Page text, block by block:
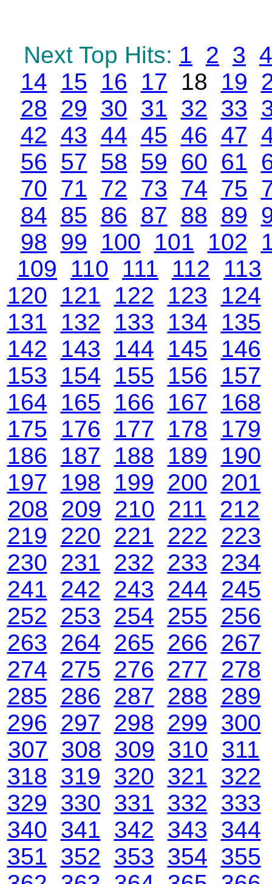
Next Top Hits: 1 2 3 4
14
15 16 17 18 19
28
29 30 31 32 33
42 43 44 45 46 47
56 57 58 59 60 61
70 71 72 73 74 75
84 85 86 87 88 89
98 99 100 101 102
109
110 111 112
113
120
121 122 123
124
131
132 133 134
135
142
143 144 145
146
153
154 155 156
157
164
165 166 167
168
175
176 177 178
179
186
187 188 189
190
197
198 199 200 201
208
209 210 211
212
219
220 221 222
223
230 231 232 233
234
241
242 243 244 245
252
253 254 255
256
263
264 265 266
267
274 275 276 277
278
285
286 287 288
289
296
297 298 299 300
307 308 309 310 311
318 319 320 321 322
329 330 331 332 333
340 341 342 343 344
351 352 353 354 355